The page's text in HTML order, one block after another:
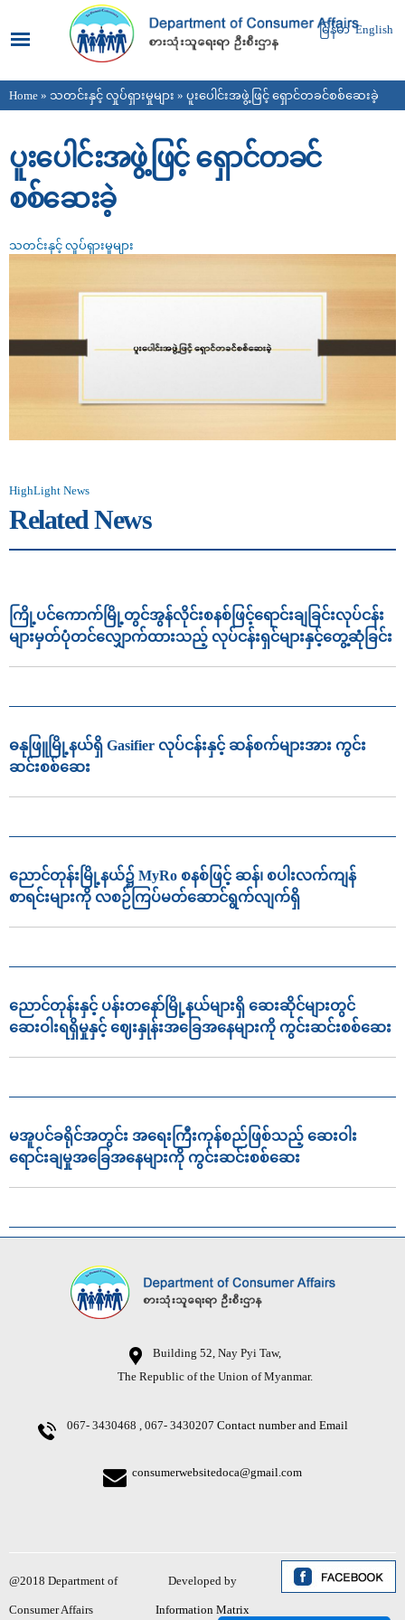
main
content
မြန်မာ English
You are here
Home » သတင်းနှင့် လှုပ်ရှားမှုများ » ပူးပေါင်းအဖွဲ့ဖြင့် ရှောင်တခင်စစ်ဆေးခဲ့
ပူးပေါင်းအဖွဲ့ဖြင့် ရှောင်တခင်
စစ်ဆေးခဲ့
သတင်းနှင့် လှုပ်ရှားမှုများ
HighLight News
Related News
ကြို့ပင်ကောက်မြို့တွင်အွန်လိုင်းစနစ်ဖြင့်ရောင်းချခြင်းလုပ်ငန်း
များမှတ်ပုံတင်လျှောက်ထားသည့် လုပ်ငန်းရှင်များနှင့်တွေ့ဆုံခြင်း
ဓနုဖြူမြို့နယ်ရှိ Gasifier လုပ်ငန်းနှင့် ဆန်စက်များအား ကွင်း
ဆင်းစစ်ဆေး
ညောင်တုန်းမြို့နယ်၌ MyRo စနစ်ဖြင့် ဆန်၊ စပါးလက်ကျန်
စာရင်းများကို လစဉ်ကြပ်မတ်ဆောင်ရွက်လျက်ရှိ
ညောင်တုန်းနှင့် ပန်းတနော်မြို့နယ်များရှိ ဆေးဆိုင်များတွင်
ဆေးဝါးရရှိမှုနှင့် ဈေးနှုန်းအခြေအနေများကို ကွင်းဆင်းစစ်ဆေး
မအူပင်ခရိုင်အတွင်း အရေးကြီးကုန်စည်ဖြစ်သည့် ဆေးဝါး
ရောင်းချမှုအခြေအနေများကို ကွင်းဆင်းစစ်ဆေး
Building 52, Nay Pyi Taw,
The Republic of the Union of Myanmar.
067- 3430468 , 067- 3430207 Contact number and Email
consumerwebsitedoca@gmail.com
@2018 Department of
Consumer Affairs
Developed by
Information Matrix